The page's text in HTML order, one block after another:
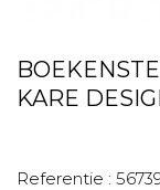
KARE
Referentie :